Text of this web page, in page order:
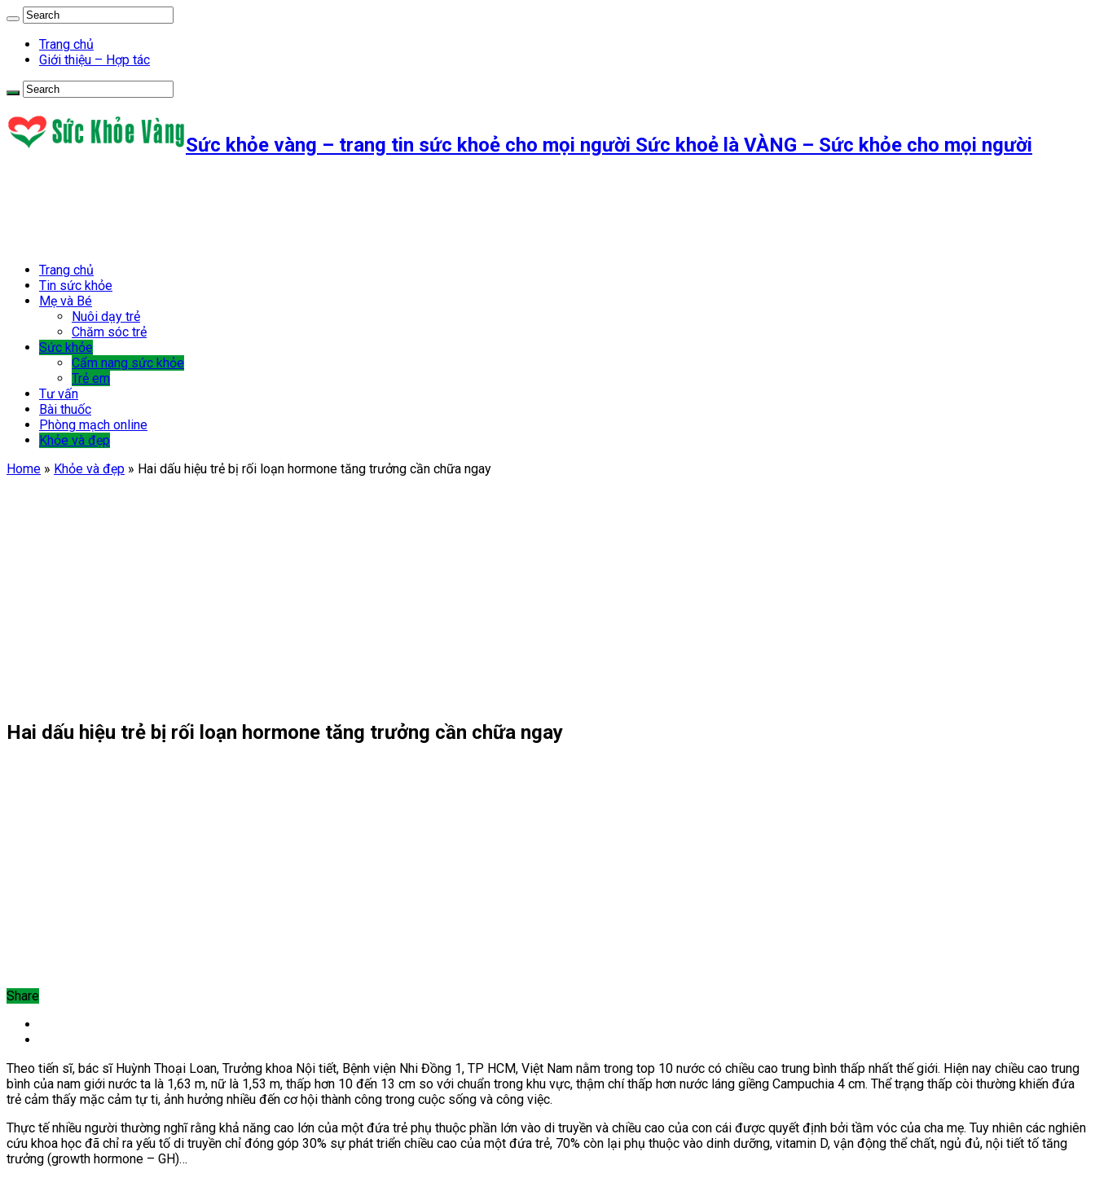
Trang chủ
Giới thiệu – Hợp tác
Sức khỏe vàng – trang tin sức khoẻ cho mọi người Sức khoẻ là VÀNG – Sức khỏe cho mọi người
Trang chủ
Tin sức khỏe
Mẹ và Bé
Nuôi dạy trẻ
Chăm sóc trẻ
Sức khỏe
Cẩm nang sức khỏe
Trẻ em
Tư vấn
Bài thuốc
Phòng mạch online
Khỏe và đẹp
Home » Khỏe và đẹp » Hai dấu hiệu trẻ bị rối loạn hormone tăng trưởng cần chữa ngay
Hai dấu hiệu trẻ bị rối loạn hormone tăng trưởng cần chữa ngay
Share
Theo tiến sĩ, bác sĩ Huỳnh Thoại Loan, Trưởng khoa Nội tiết, Bệnh viện Nhi Đồng 1, TP HCM, Việt Nam nằm trong top 10 nước có chiều cao trung bình thấp nhất thế giới. Hiện nay chiều cao trung
bình của nam giới nước ta là 1,63 m, nữ là 1,53 m, thấp hơn 10 đến 13 cm so với chuẩn trong khu vực, thậm chí thấp hơn nước láng giềng Campuchia 4 cm. Thể trạng thấp còi thường khiến đứa
trẻ cảm thấy mặc cảm tự ti, ảnh hưởng nhiều đến cơ hội thành công trong cuộc sống và công việc.
Thực tế nhiều người thường nghĩ rằng khả năng cao lớn của một đứa trẻ phụ thuộc phần lớn vào di truyền và chiều cao của con cái được quyết định bởi tầm vóc của cha mẹ. Tuy nhiên các nghiên
cứu khoa học đã chỉ ra yếu tố di truyền chỉ đóng góp 30% sự phát triển chiều cao của một đứa trẻ, 70% còn lại phụ thuộc vào dinh dưỡng, vitamin D, vận động thể chất, ngủ đủ, nội tiết tố tăng
trưởng (growth hormone – GH)…